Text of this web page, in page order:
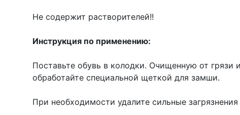
Не содержит растворителей!!
Инструкция по применению:
Поставьте обувь в колодки. Очищенную от
обработайте специальной щеткой для замши.
При необходимости удалите сильные